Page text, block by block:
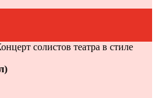
солистов театра в стиле